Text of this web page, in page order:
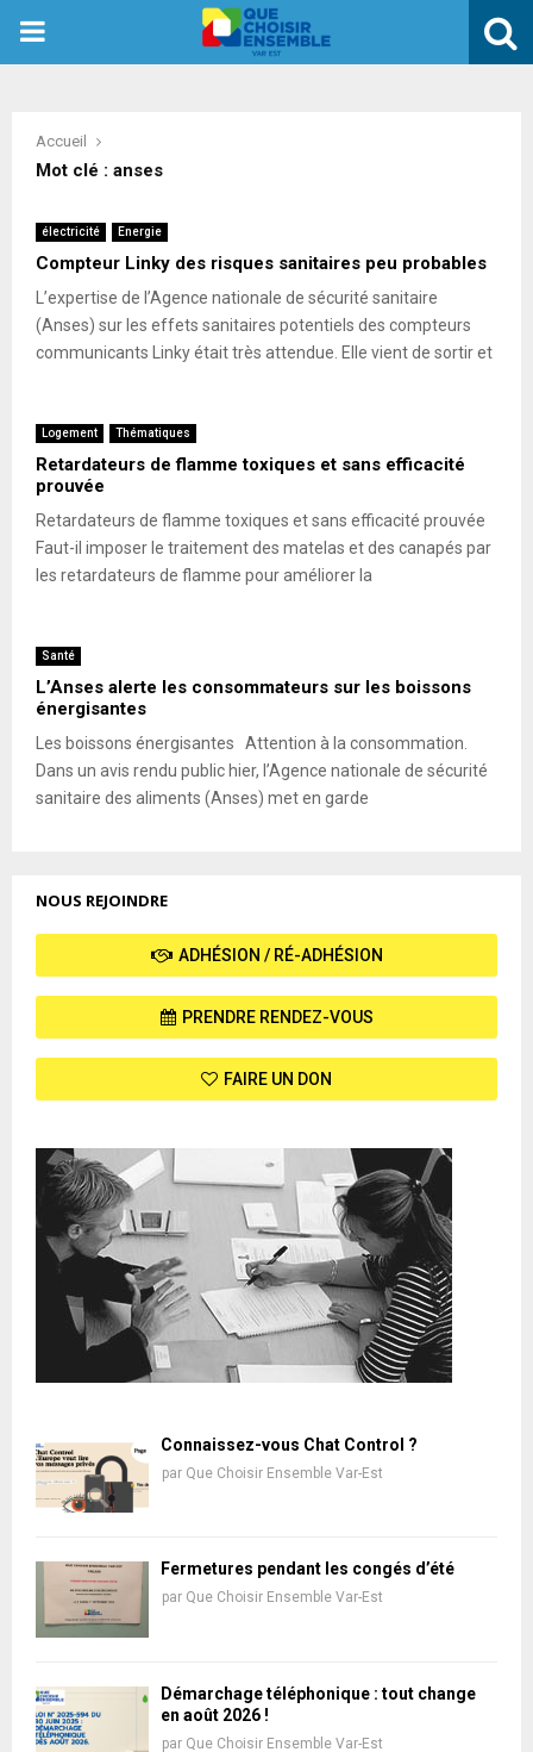
PRIMARY
Accueil
Mot clé : anses
électricité Energie
Compteur Linky des risques sanitaires peu probables
L’expertise de l’Agence nationale de sécurité sanitaire
(Anses) sur les effets sanitaires potentiels des compteurs
communicants Linky était très attendue. Elle vient de sortir et
Logement Thématiques
Retardateurs de flamme toxiques et sans efficacité
prouvée
Retardateurs de flamme toxiques et sans efficacité prouvée
Faut-il imposer le traitement des matelas et des canapés par
les retardateurs de flamme pour améliorer la
Santé
L’Anses alerte les consommateurs sur les boissons
énergisantes
Les boissons énergisantes Attention à la consommation.
Dans un avis rendu public hier, l’Agence nationale de sécurité
sanitaire des aliments (Anses) met en garde
NOUS REJOINDRE
ADHÉSION / RÉ-ADHÉSION
PRENDRE RENDEZ-VOUS
FAIRE UN DON
Connaissez-vous Chat Control ?
par Que Choisir Ensemble Var-Est
Fermetures pendant les congés d’été
par Que Choisir Ensemble Var-Est
Démarchage téléphonique : tout change
en août 2026 !
par Que Choisir Ensemble Var-Est